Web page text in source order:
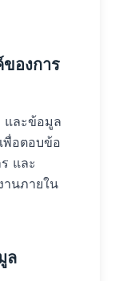
องการ
และข้อมูล
พื่อตอบข้อ
และ
านภายใน
ล